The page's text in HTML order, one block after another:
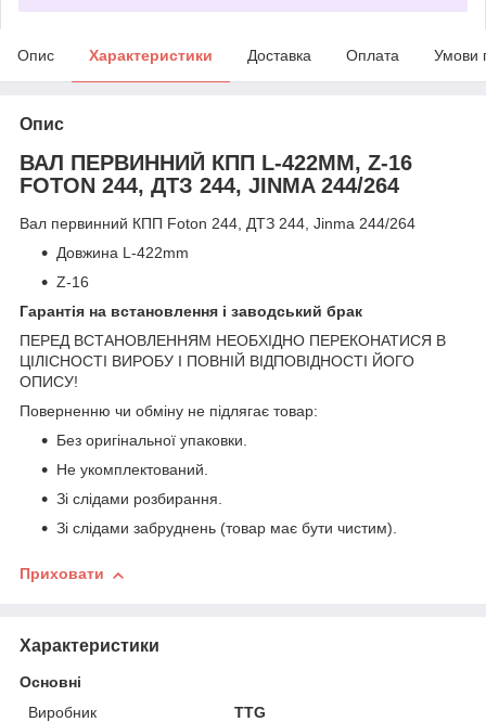
Опис Характеристики Доставка Оплата Умови
Опис
ВАЛ ПЕРВИННИЙ КПП L-422MM, Z-16
FOTON 244, ДТЗ 244, JINMA 244/264
Вал первинний КПП Foton 244, ДТЗ 244, Jinma 244/264
Довжина L-422mm
Z-16
Гарантія на встановлення і заводський брак
ПЕРЕД ВСТАНОВЛЕННЯМ НЕОБХІДНО ПЕРЕКОНАТИСЯ В
ЦІЛІСНОСТІ ВИРОБУ І ПОВНІЙ ВІДПОВІДНОСТІ ЙОГО
ОПИСУ!
Поверненню чи обміну не підлягає товар:
Без оригінальної упаковки.
Не укомплектований.
Зі слідами розбирання.
Зі слідами забруднень (товар має бути чистим).
Приховати
Характеристики
Основні
Виробник
TTG